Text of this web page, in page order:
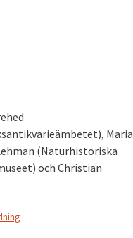
Maria
(Naturhistoriska
och Christian